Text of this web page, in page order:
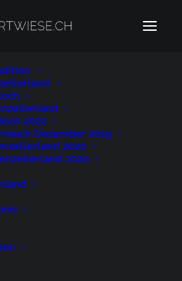
2022
Dezember 2019
2020
2020
Säntisbahn